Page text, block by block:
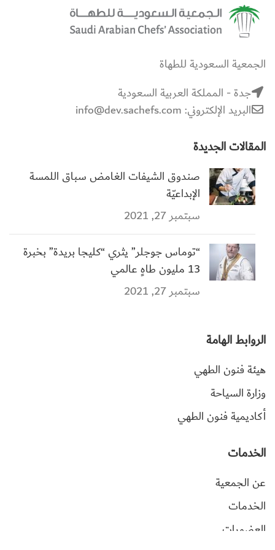
الجمعية السعودية للطهاة
جدة - المملكة العربية السعودية
البريد الإلكتروني: info@dev.sachefs.com
المقالات الجديدة
صندوق الشيفات الغامض سباق اللمسة
الإبداعيّة
سبتمبر 27, 2021
“توماس جوجلر” يثري “كليجا بريدة” بخبرة
13 مليون طاهٍ عالمي
سبتمبر 27, 2021
الروابط الهامة
هيئة فنون الطهي
وزارة السياحة
أكاديمية فنون الطهي
الخدمات
عن الجمعية
الخدمات
العضويات